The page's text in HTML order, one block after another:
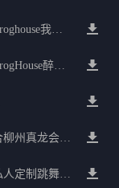
恭喜恭喜打响2025首炮嗨碟联合国粤语Proghouse我要怎么说我不爱你
全英文超弹重鼓慢摇精品碰撞光年之外ProgHouse醉美抒情节奏
国粤语Electro不如遥望潮汐抖音慢摇混合柳州真龙会K吧小厅小康混音
国粤语Club缔造友谊长久慢摇碰撞小陶私人定制跳舞大碟